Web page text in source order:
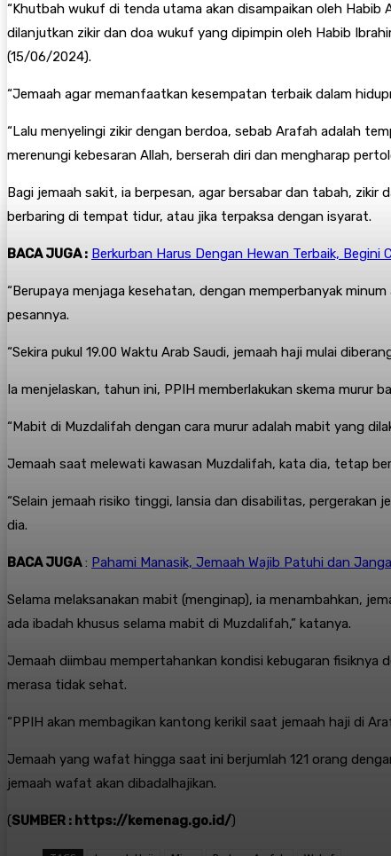
“Khutbah wukuf di tenda utama akan disampaikan oleh Habib
dilanjutkan zikir dan doa wukuf yang dipimpin oleh Habib
(15/06/2024).
“Jemaah agar memanfaatkan kesempatan terbaik dalam
“Lalu menyelingi zikir dengan berdoa, sebab Arafah adalah
merenungi kebesaran Allah, berserah diri dan mengharap
Bagi jemaah sakit, ia berpesan, agar bersabar dan tabah,
berbaring di tempat tidur, atau jika terpaksa dengan isyarat.
BACA JUGA : Berkurban Harus Dengan Hewan Terbaik, Begini
“Berupaya menjaga kesehatan, dengan memperbanyak
pesannya.
“Sekira pukul 19.00 Waktu Arab Saudi, jemaah haji mulai
Ia menjelaskan, tahun ini, PPIH memberlakukan skema murur
“Mabit di Muzdalifah dengan cara murur adalah mabit yang
Jemaah saat melewati kawasan Muzdalifah, kata dia, tetap
“Selain jemaah risiko tinggi, lansia dan disabilitas,
dia.
BACA JUGA: Pahami Manasik, Jemaah Wajib Patuhi dan
Selama melaksanakan mabit (menginap), ia menambahkan,
ada ibadah khusus selama mabit di Muzdalifah,” katanya.
Jemaah diimbau mempertahankan kondisi kebugaran
merasa tidak sehat.
“PPIH akan membagikan kantong kerikil saat jemaah haji di
Jemaah yang wafat hingga saat ini berjumlah 121 orang
jemaah wafat akan dibadalhajikan.
(SUMBER : https://kemenag.go.id/)